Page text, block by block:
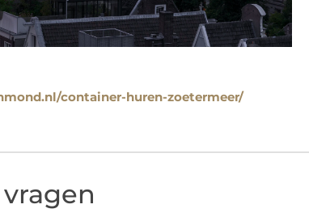
container-huren-zoetermeer/